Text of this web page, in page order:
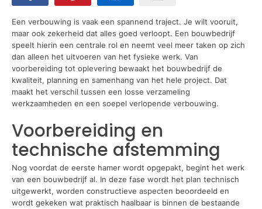
Een verbouwing is vaak een spannend traject. Je wilt vooruit,
maar ook zekerheid dat alles goed verloopt. Een bouwbedrijf
speelt hierin een centrale rol en neemt veel meer taken op zich
dan alleen het uitvoeren van het fysieke werk. Van
voorbereiding tot oplevering bewaakt het bouwbedrijf de
kwaliteit, planning en samenhang van het hele project. Dat
maakt het verschil tussen een losse verzameling
werkzaamheden en een soepel verlopende verbouwing.
Voorbereiding en
technische afstemming
Nog voordat de eerste hamer wordt opgepakt, begint het werk
van een bouwbedrijf al. In deze fase wordt het plan technisch
uitgewerkt, worden constructieve aspecten beoordeeld en
wordt gekeken wat praktisch haalbaar is binnen de bestaande